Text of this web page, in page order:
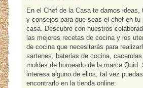
En el Chef de la Casa te damos ideas,
y consejos para que seas el chef en tu
casa. Descubre con nuestros
las mejores recetas de cocina y los
de cocina que necesitarás para
sartenes, baterias de cocina,
moldes de horneado de la marca Quid.
interesa alguno de ellos, tal vez puedas
encontrarlo en la tienda online: